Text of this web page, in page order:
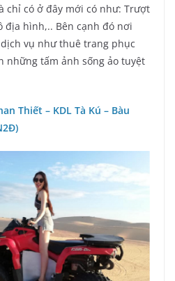
chỉ có ở đây mới có như: Trượt
địa hình,.. Bên cạnh đó nơi
vụ như thuê trang phục
những tấm ảnh sống ảo tuyệt
Thiết – KDL Tà Kú – Bàu